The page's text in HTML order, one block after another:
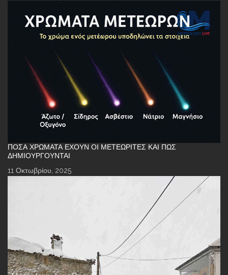
ΠΌΣΑ ΧΡΏΜΑΤΑ ΈΧΟΥΝ ΟΙ ΜΕΤΕΩΡΊΤΕΣ ΚΑΙ ΠΏΣ
ΔΗΜΙΟΥΡΓΟΎΝΤΑΙ
11 Οκτωβρίου, 2025